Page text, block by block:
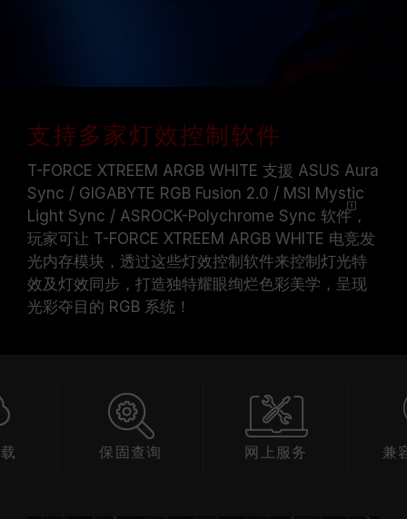
支持多家灯效控制软件
T-FORCE XTREEM ARGB WHITE 支援 ASUS Aura
Sync / GIGABYTE RGB Fusion 2.0 / MSI Mystic
Light Sync / ASROCK-Polychrome Sync 软件，
玩家可让 T-FORCE XTREEM ARGB WHITE 电竞发
光内存模块，透过这些灯效控制软件来控制灯光特
效及灯效同步，打造独特耀眼绚烂色彩美学，呈现
光彩夺目的 RGB 系统！
网上服务 兼容性查询